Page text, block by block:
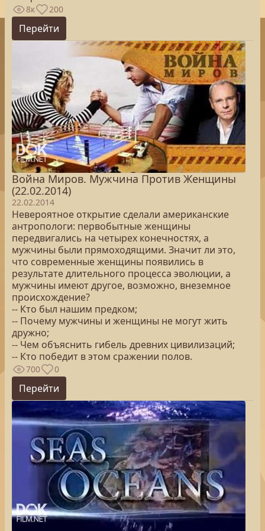
8к 200
Перейти
Война Миров. Мужчина Против Женщины
(22.02.2014)
22.02.2014
Невероятное открытие сделали американские
антропологи: первобытные женщины
передвигались на четырех конечностях, а
мужчины были прямоходящими. Значит ли это,
что современные женщины появились в
результате длительного процесса эволюции, а
мужчины имеют другое, возможно, внеземное
происхождение?
-- Кто был нашим предком;
-- Почему мужчины и женщины не могут жить
дружно;
-- Чем объяснить гибель древних цивилизаций;
-- Кто победит в этом сражении полов.
700 0
Перейти